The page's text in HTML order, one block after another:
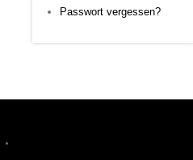
Passwort vergessen?